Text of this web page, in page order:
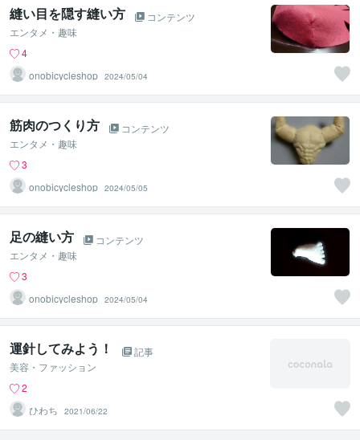
縫い目を隠す縫い方
コンテンツ
エンタメ・趣味
4
onobicycleshop 2024/05/04
筋肉のつくり方
コンテンツ
エンタメ・趣味
3
onobicycleshop 2024/05/05
足の縫い方
コンテンツ
エンタメ・趣味
3
onobicycleshop 2024/05/04
運針してみよう！
記事
美容・ファッション
2
ひわち
2021/06/22